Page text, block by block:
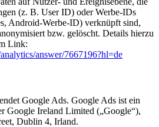
(z. B. User ID) oder Werbe-IDs
Android-Werbe-ID) verknüpft sind,
bzw. gelöscht. Details hierzu
Link:
answer/7667196?hl=de
Google Ads. Google Ads ist ein
Google Ireland Limited („Google“),
Dublin 4, Irland.